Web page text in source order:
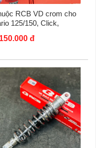
RCB VD crom cho
125/150, Click,
Beat...
đ